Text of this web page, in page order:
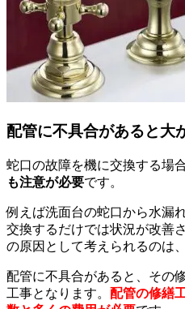
配管に不具合があると大
蛇口の故障を機に交換する場合
も注意が必要です。
例えば洗面台の蛇口から水漏
交換するだけでは状況が改善
の原因として考えられるのは
配管に不具合があると、その
工事となります。 配管の修繕